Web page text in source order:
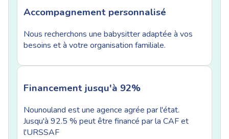
Accompagnement personnalisé
Nous recherchons une babysitter adaptée à vos
besoins et à votre organisation familiale.
Financement jusqu'à 92%
Nounouland est une agence agrée par l'état.
Jusqu'à 92.5 % peut être financé par la CAF et
l'URSSAF